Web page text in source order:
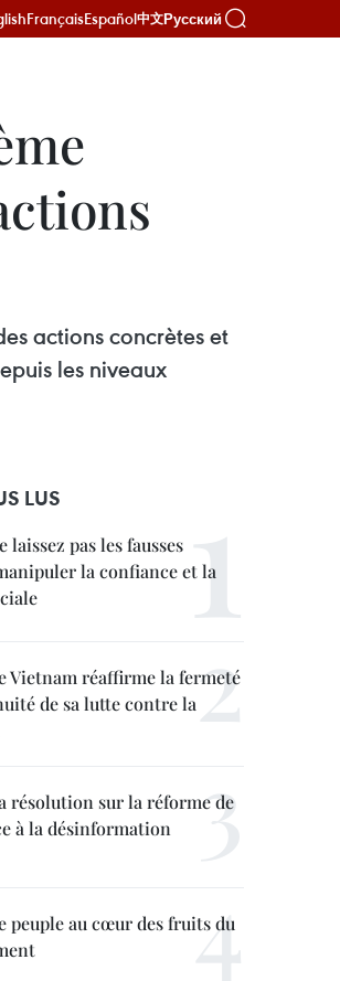
FrançaisEspañol中文Русский
actions concrètes et
les niveaux
LUS
laissez pas les fausses
la confiance et la
Vietnam réaffirme la fermeté
de sa lutte contre la
résolution sur la réforme de
à la désinformation
peuple au cœur des fruits du